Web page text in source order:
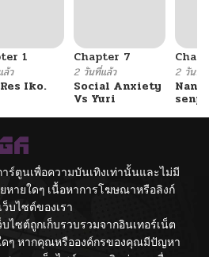
02/27/2026
02/24/2026
02/10/2026
02/10/2026
1
ล้ว
Iko.
Chapter 7
2 วันที่แล้ว
Social Anxiety
Vs Yuri
2 วันที่แ
ร์ตูนเพื่อความบันเทิงเท่านั้นและไม่มี
หายใดๆ เนื้อหาการโฆษณาหรือลิงก์
บไซต์ของเรา
ซต์ถูกเก็บรวบรวมจากอินเทอร์เน็ต
ดๆ หากคุณหรือองค์กรของคุณมีปัญหา